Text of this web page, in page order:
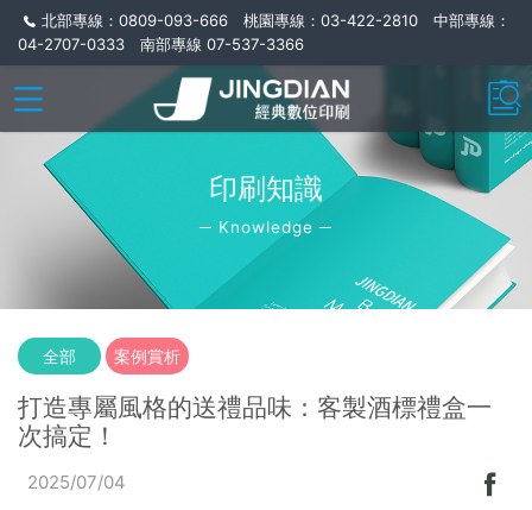
北部專線：0809-093-666 桃園專線：03-422-2810 中部專線：
04-2707-0333 南部專線 07-537-3366
印刷知識
─ Knowledge ─
全部 案例賞析
打造專屬風格的送禮品味：客製酒標禮盒一
次搞定！
2025/07/04